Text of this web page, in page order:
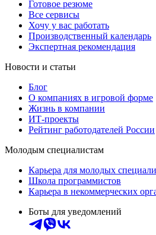
Готовое резюме
Все сервисы
Хочу у вас работать
Производственный календарь
Экспертная рекомендация
Новости и статьи
Блог
О компаниях в игровой форме
Жизнь в компании
ИТ-проекты
Рейтинг работодателей России
Молодым специалистам
Карьера для молодых
Школа программистов
Карьера в некоммерческих
Боты для уведомлений